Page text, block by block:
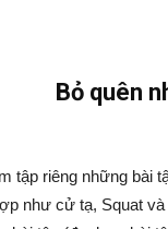
Bỏ quên
tập riêng những bài
như cử tạ, Squat